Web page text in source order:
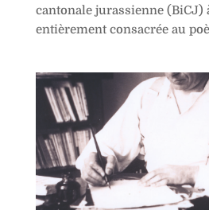
cantonale jurassienne (BiCJ)
entièrement consacrée au